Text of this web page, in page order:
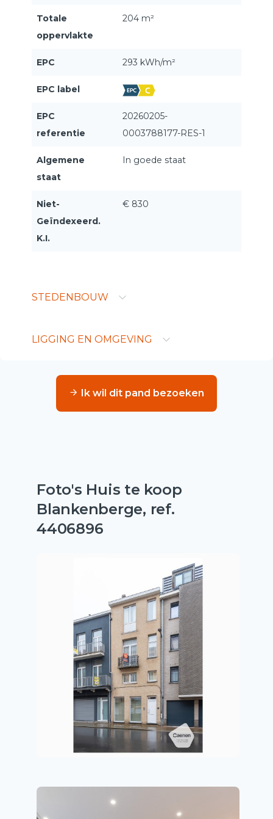
Totale
oppervlakte
204 m²
EPC 293 kWh/m²
EPC label
EPC
referentie
20260205-
0003788177-RES-1
Algemene
staat
In goede staat
Niet-
Geïndexeerd.
K.I.
€ 830
STEDENBOUW
LIGGING EN OMGEVING
Ik wil dit pand bezoeken
Foto's Huis te koop
Blankenberge, ref.
4406896